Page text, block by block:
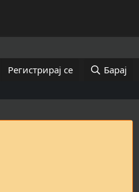
Регистрирај се Барај